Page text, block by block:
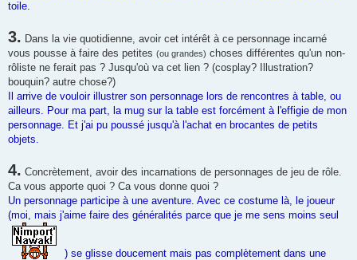
toile.
3. Dans la vie quotidienne, avoir cet intérêt à ce personnage incarné
vous pousse à faire des petites (ou grandes) choses différentes qu'un non-
rôliste ne ferait pas ? Jusqu'où va cet lien ? (cosplay? Illustration?
bouquin? autre chose?)
Il arrive de vouloir illustrer son personnage lors de rencontres à table, ou
ailleurs. Pour ma part, la mug sur la table est forcément à l'effigie de mon
personnage. Et j'ai pu poussé jusqu'à l'achat en brocantes de petits
objets.
4. Concrètement, avoir des incarnations de personnages de jeu de rôle.
Ca vous apporte quoi ? Ca vous donne quoi ?
Un personnage participe à une aventure. Avec ce costume là, le joueur
(moi, mais j'aime faire des généralités parce que je me sens moins seul
) se glisse doucement mais pas complètement dans une